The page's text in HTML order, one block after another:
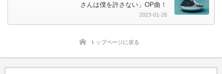
さんは僕を許さない」OP曲！
2023-01-28
トップページに戻る